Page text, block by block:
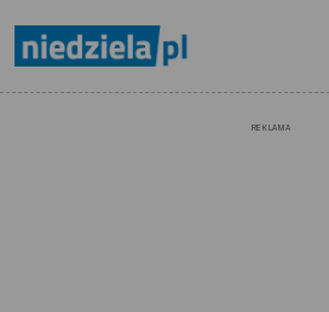
REKLAMA